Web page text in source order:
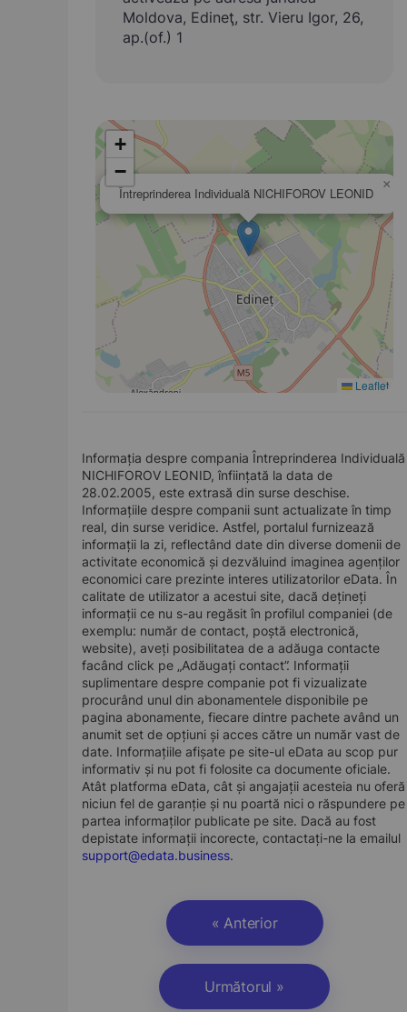
Moldova, Edineţ, str. Vieru Igor, 26,
ap.(of.) 1
Întreprinderea Individuală NICHIFOROV LEONID
×
+
−
Leaflet
Informația despre compania Întreprinderea Individuală
NICHIFOROV LEONID, înființată la data de
28.02.2005, este extrasă din surse deschise.
Informațiile despre companii sunt actualizate în timp
real, din surse veridice. Astfel, portalul furnizează
informații la zi, reflectând date din diverse domenii de
activitate economică și dezvăluind imaginea agenților
economici care prezinte interes utilizatorilor eData. În
calitate de utilizator a acestui site, dacă dețineți
informații ce nu s-au regăsit în profilul companiei (de
exemplu: număr de contact, poștă electronică,
website), aveți posibilitatea de a adăuga contacte
facând click pe „Adăugați contact”. Informații
suplimentare despre companie pot fi vizualizate
procurând unul din abonamentele disponibile pe
pagina abonamente, fiecare dintre pachete având un
anumit set de opțiuni și acces către un număr vast de
date. Informațiile afișate pe site-ul eData au scop pur
informativ și nu pot fi folosite ca documente oficiale.
Atât platforma eData, cât și angajații acesteia nu oferă
niciun fel de garanție și nu poartă nici o răspundere pe
partea informaților publicate pe site. Dacă au fost
depistate informații incorecte, contactați-ne la emailul
support@edata.business.
« Anterior
Următorul »